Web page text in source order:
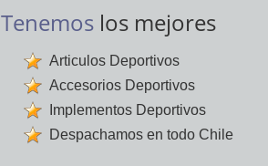
Tenemos los mejores
Articulos Deportivos
Accesorios Deportivos
Implementos Deportivos
Despachamos en todo Chile